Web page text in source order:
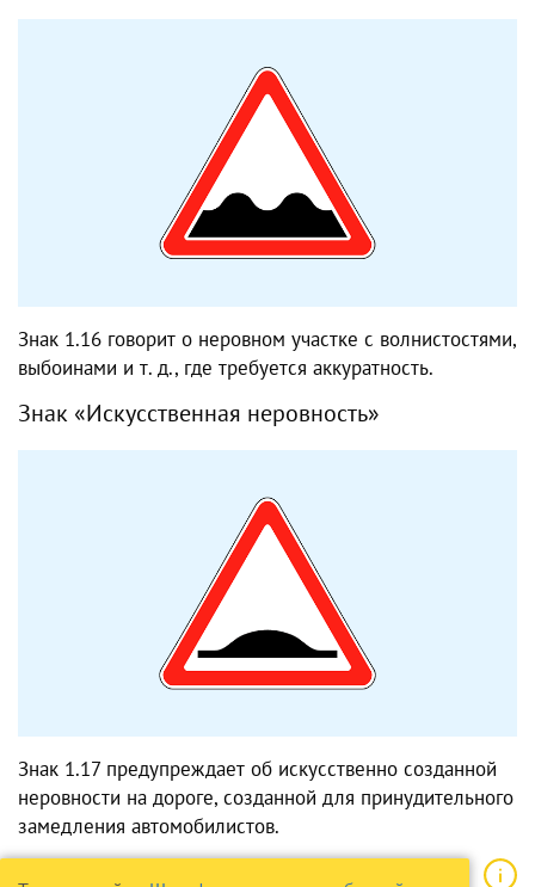
Знак 1.16 говорит о неровном участке с волнистостями,
выбоинами и т. д., где требуется аккуратность.
Знак «Искусственная неровность»
Знак 1.17 предупреждает об искусственно созданной
неровности на дороге, созданной для принудительного
замедления автомобилистов.